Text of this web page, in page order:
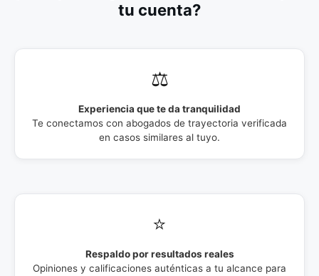
tu cuenta?
⚖️
Experiencia que te da tranquilidad
Te conectamos con abogados de trayectoria verificada
en casos similares al tuyo.
⭐
Respaldo por resultados reales
Opiniones y calificaciones auténticas a tu alcance para